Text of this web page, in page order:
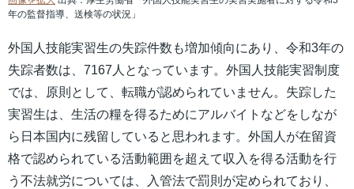
年の監督指導、送検等の状況」
外国人技能実習生の失踪件数も増加傾向にあり、令和3年の
失踪者数は、7167人となっています。外国人技能実習制度
では、原則として、転職が認められていません。失踪した
実習生は、生活の糧を得るためにアルバイトなどをしなが
ら日本国内に残留していると思われます。外国人が在留資
格で認められている活動範囲を超えて収入を得る活動を行
う不法就労については、入管法で罰則が定められており、